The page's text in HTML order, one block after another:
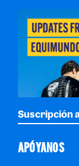
Suscripción
APÓYANOS